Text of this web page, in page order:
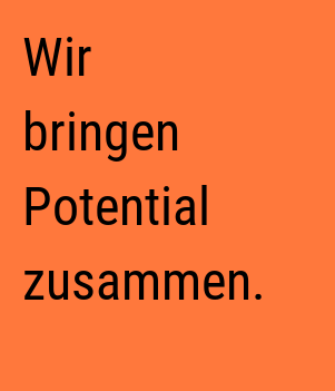
Wir
bringen
Potential
zusammen.